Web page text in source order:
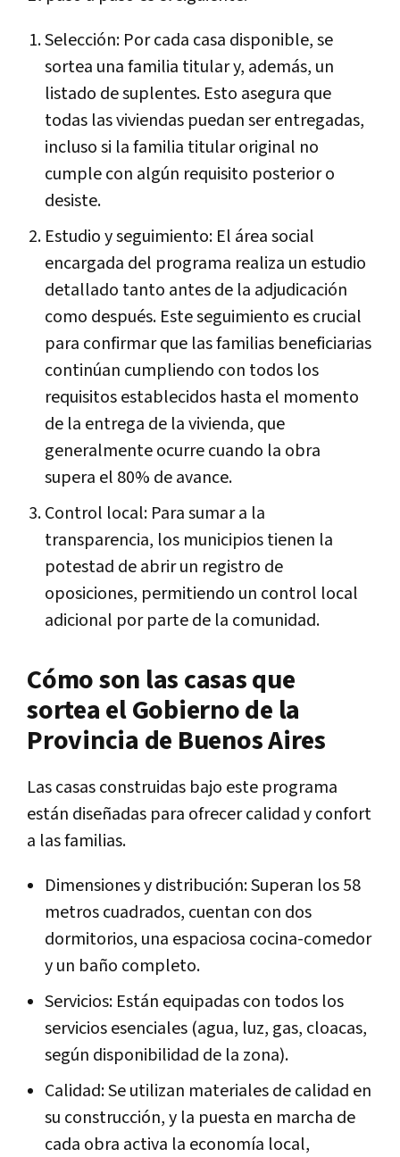
Selección: Por cada casa disponible, se
sortea una familia titular y, además, un
listado de suplentes. Esto asegura que
todas las viviendas puedan ser entregadas,
incluso si la familia titular original no
cumple con algún requisito posterior o
desiste.
Estudio y seguimiento: El área social
encargada del programa realiza un estudio
detallado tanto antes de la adjudicación
como después. Este seguimiento es crucial
para confirmar que las familias beneficiarias
continúan cumpliendo con todos los
requisitos establecidos hasta el momento
de la entrega de la vivienda, que
generalmente ocurre cuando la obra
supera el 80% de avance.
Control local: Para sumar a la
transparencia, los municipios tienen la
potestad de abrir un registro de
oposiciones, permitiendo un control local
adicional por parte de la comunidad.
Cómo son las casas que
sortea el Gobierno de la
Provincia de Buenos Aires
Las casas construidas bajo este programa
están diseñadas para ofrecer calidad y confort
a las familias.
Dimensiones y distribución: Superan los 58
metros cuadrados, cuentan con dos
dormitorios, una espaciosa cocina-comedor
y un baño completo.
Servicios: Están equipadas con todos los
servicios esenciales (agua, luz, gas, cloacas,
según disponibilidad de la zona).
Calidad: Se utilizan materiales de calidad en
su construcción, y la puesta en marcha de
cada obra activa la economía local,